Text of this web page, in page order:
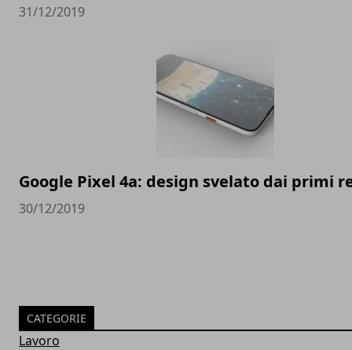
31/12/2019
Google Pixel 4a: design svelato dai primi
30/12/2019
CATEGORIE
Lavoro